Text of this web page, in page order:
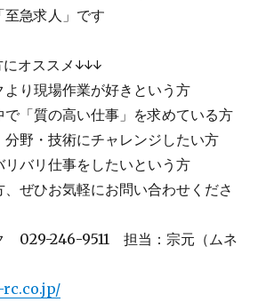
急求人」です
オススメ↓↓↓
より現場作業が好きという方
で「質の高い仕事」を求めている方
分野・技術にチャレンジしたい方
リバリ仕事をしたいという方
ぜひお気軽にお問い合わせくださ
029-246-9511 担当：宗元（ムネ